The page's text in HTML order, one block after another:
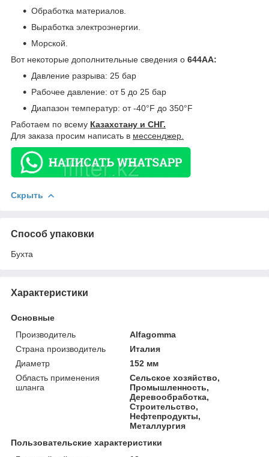
Обработка материалов.
Выработка электроэнергии.
Морской.
Вот некоторые дополнительные сведения о 644AA:
Давление разрыва: 25 бар
Рабочее давление: от 5 до 25 бар
Диапазон температур: от -40°F до 350°F
Работаем по всему Казахстану и СНГ.
Для заказа просим написать в мессенджер.
Скрыть
Способ упаковки
Бухта
Характеристики
Основные
Производитель
Alfagomma
Страна производитель
Италия
Диаметр
152 мм
Область применения
шланга
Сельское хозяйство,
Промышленность,
Деревообработка,
Строительство,
Нефтепродукты,
Металлургия
Пользовательские характеристики